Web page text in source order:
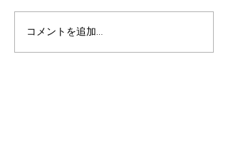
『れんこん2 種のサラ
ダ』～シェフ直伝レシピ
コメントを追加…